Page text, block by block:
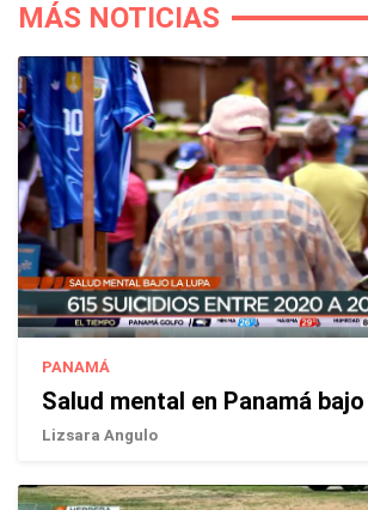
MÁS NOTICIAS
PANAMÁ
Salud mental en Panamá
Lizsara Angulo